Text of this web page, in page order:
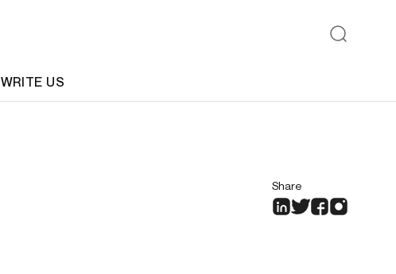
WRITE US
Share